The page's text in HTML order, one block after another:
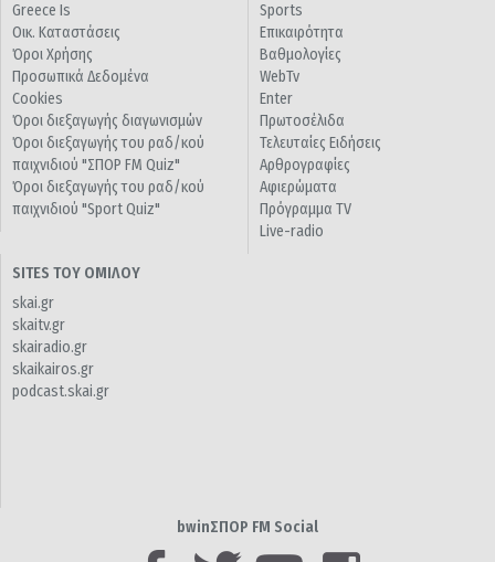
Greece Is
Οικ. Καταστάσεις
Όροι Χρήσης
Προσωπικά Δεδομένα
Cookies
Όροι διεξαγωγής διαγωνισμών
Όροι διεξαγωγής του ραδ/κού
παιχνιδιού "ΣΠΟΡ FM Quiz"
Όροι διεξαγωγής του ραδ/κού
παιχνιδιού "Sport Quiz"
Sports
Επικαιρότητα
Βαθμολογίες
WebTv
Enter
Πρωτοσέλιδα
Τελευταίες Ειδήσεις
Αρθρογραφίες
Αφιερώματα
Πρόγραμμα TV
Live-radio
SITES ΤΟΥ ΟΜΙΛΟΥ
skai.gr
skaitv.gr
skairadio.gr
skaikairos.gr
podcast.skai.gr
bwinΣΠΟΡ FM Social